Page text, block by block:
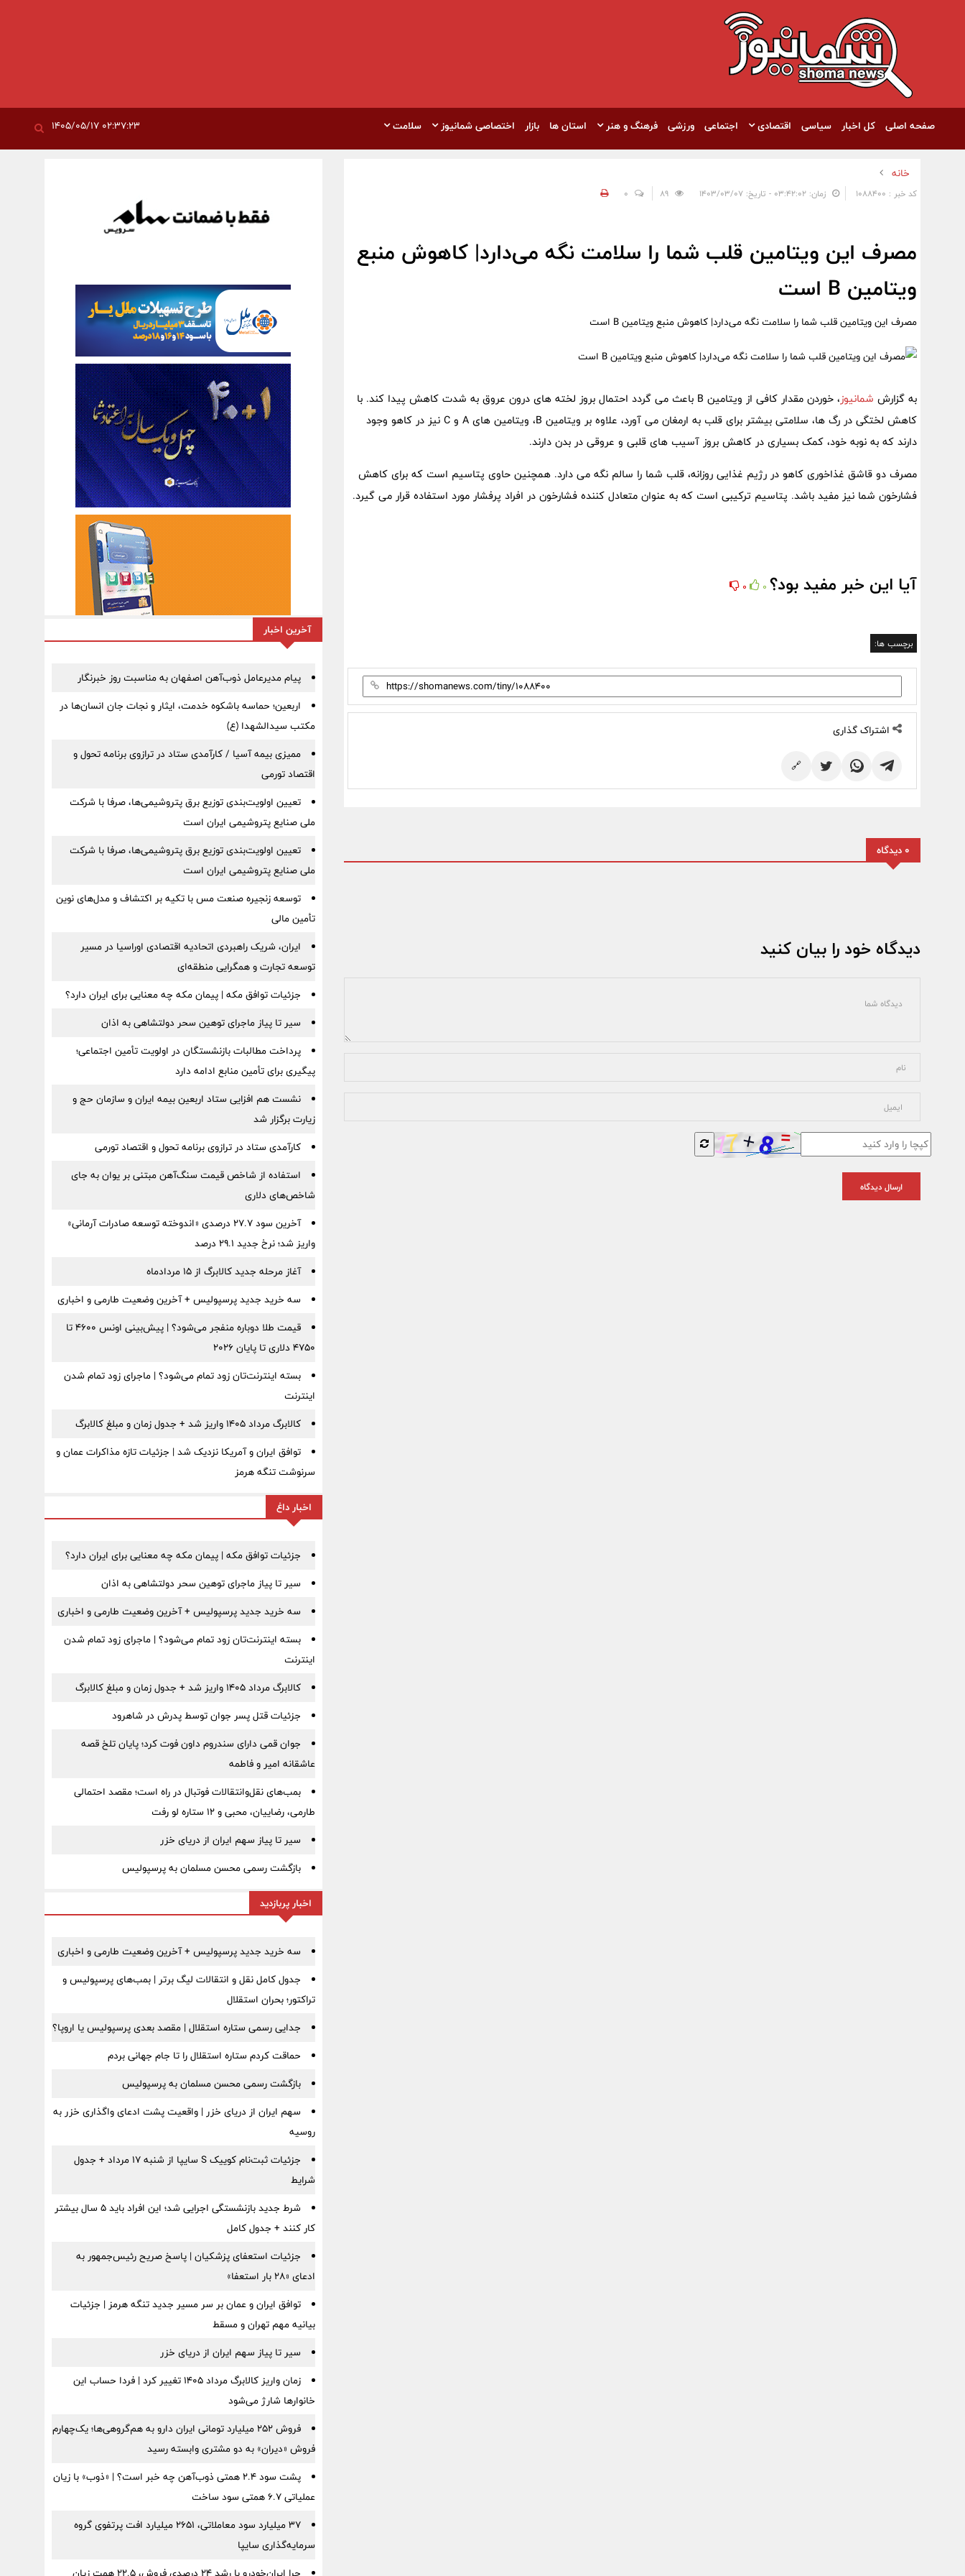
صفحه اصلی کل اخبار سیاسی اقتصادی اجتماعی ورزشی فرهنگ و هنر استان ها بازار اختصاصی شمانیوز سلامت
خانه
کد خبر : 1088400 زمان: ۰۳:۴۲:۰۲ - تاریخ: ۱۴۰۳/۰۳/۰۷ 0
مصرف این ویتامین قلب شما را سلامت نگه می‌دارد| کاهوش منبع
ویتامین B است
مصرف این ویتامین قلب شما را سلامت نگه می‌دارد| کاهوش منبع ویتامین B است
به گزارش شمانیوز
، خوردن مقدار کافی از ویتامین B باعث می گردد احتمال بروز لخته های درون عروق به شدت کاهش پیدا کند. با
کاهش لختگی در رگ ها، سلامتی بیشتر برای قلب به ارمغان می آورد، علاوه بر ویتامین B، ویتامین های A و C نیز در کاهو وجود
دارند که به نوبه خود، کمک بسیاری در کاهش بروز آسیب های قلبی و عروقی در بدن دارند.
مصرف دو قاشق غذاخوری کاهو در رژیم غذایی روزانه، قلب شما را سالم نگه می دارد. همچنین حاوی پتاسیم است که برای کاهش
فشارخون شما نیز مفید باشد. پتاسیم ترکیبی است که به عنوان متعادل کننده فشارخون در افراد پرفشار مورد استفاده قرار می گیرد.
آیا این خبر مفید بود؟ 0
0
برچسب ها:
اشتراک گذاری
🔗
0 دیدگاه
دیدگاه خود را بیان کنید
ارسال دیدگاه
آخرین اخبار
پیام مدیرعامل ذوب‌آهن اصفهان به مناسبت روز خبرنگار
اربعین؛ حماسه باشکوه خدمت، ایثار و نجات جان انسان‌ها در
مکتب سیدالشهدا (ع)
ممیزی بیمه آسیا / کارآمدی ستاد در ترازوی برنامه تحول و
اقتصاد تورمی
تعیین اولویت‌بندی توزیع برق پتروشیمی‌ها، صرفا با شرکت
ملی صنایع پتروشیمی ایران است
تعیین اولویت‌بندی توزیع برق پتروشیمی‌ها، صرفا با شرکت
ملی صنایع پتروشیمی ایران است
توسعه زنجیره صنعت مس با تکیه بر اکتشاف و مدل‌های نوین
تأمین مالی
ایران، شریک راهبردی اتحادیه اقتصادی اوراسیا در مسیر
توسعه تجارت و همگرایی منطقه‌ای
جزئیات توافق مکه | پیمان مکه چه معنایی برای ایران دارد؟
سیر تا پیاز ماجرای توهین سحر دولتشاهی به اذان
پرداخت مطالبات بازنشستگان در اولویت تأمین اجتماعی؛
پیگیری برای تأمین منابع ادامه دارد
نشست هم افزایی ستاد اربعین بیمه ایران و سازمان حج و
زیارت برگزار شد
کارآمدی ستاد در ترازوی برنامه تحول و اقتصاد تورمی
استفاده از شاخص قیمت سنگ‌آهن مبتنی بر یوان به جای
شاخص‌های دلاری
آخرین سود ۲۷.۷ درصدی «اندوخته توسعه صادرات آرمانی»
واریز شد؛ نرخ جدید ۲۹.۱ درصد
آغاز مرحله جدید کالابرگ از ۱۵ مردادماه
سه خرید جدید پرسپولیس + آخرین وضعیت طارمی و اخباری
قیمت طلا دوباره منفجر می‌شود؟ | پیش‌بینی اونس ۴۶۰۰ تا
۴۷۵۰ دلاری تا پایان ۲۰۲۶
بسته اینترنت‌تان زود تمام می‌شود؟ | ماجرای زود تمام شدن
اینترنت
کالابرگ مرداد ۱۴۰۵ واریز شد + جدول زمان و مبلغ کالابرگ
توافق ایران و آمریکا نزدیک شد | جزئیات تازه مذاکرات عمان و
سرنوشت تنگه هرمز
اخبار داغ
جزئیات توافق مکه | پیمان مکه چه معنایی برای ایران دارد؟
سیر تا پیاز ماجرای توهین سحر دولتشاهی به اذان
سه خرید جدید پرسپولیس + آخرین وضعیت طارمی و اخباری
بسته اینترنت‌تان زود تمام می‌شود؟ | ماجرای زود تمام شدن
اینترنت
کالابرگ مرداد ۱۴۰۵ واریز شد + جدول زمان و مبلغ کالابرگ
جزئیات قتل پسر جوان توسط پدرش در شاهرود
جوان قمی دارای سندروم داون فوت کرد؛ پایان تلخ قصه
عاشقانه امیر و فاطمه
بمب‌های نقل‌وانتقالات فوتبال در راه است؛ مقصد احتمالی
طارمی، رضاییان، محبی و ۱۲ ستاره لو رفت
سیر تا پیاز سهم ایران از دریای خزر
بازگشت رسمی محسن مسلمان به پرسپولیس
اخبار پربازدید
سه خرید جدید پرسپولیس + آخرین وضعیت طارمی و اخباری
جدول کامل نقل و انتقالات لیگ برتر | بمب‌های پرسپولیس و
تراکتور؛ بحران استقلال
جدایی رسمی ستاره استقلال | مقصد بعدی پرسپولیس یا اروپا؟
حماقت کردم ستاره استقلال را تا جام جهانی بردم
بازگشت رسمی محسن مسلمان به پرسپولیس
سهم ایران از دریای خزر | واقعیت پشت ادعای واگذاری خزر به
روسیه
جزئیات ثبت‌نام کوییک S سایپا از شنبه ۱۷ مرداد + جدول
شرایط
شرط جدید بازنشستگی اجرایی شد؛ این افراد باید ۵ سال بیشتر
کار کنند + جدول کامل
جزئیات استعفای پزشکیان | پاسخ صریح رئیس‌جمهور به
ادعای «۲۸ بار استعفا»
توافق ایران و عمان بر سر مسیر جدید تنگه هرمز | جزئیات
بیانیه مهم تهران و مسقط
سیر تا پیاز سهم ایران از دریای خزر
زمان واریز کالابرگ مرداد ۱۴۰۵ تغییر کرد | فردا حساب این
خانوارها شارژ می‌شود
فروش ۲۵۲ میلیارد تومانی ایران دارو به هم‌گروهی‌ها؛ یک‌چهارم
فروش «دیران» به دو مشتری وابسته رسید
پشت سود ۲.۴ همتی ذوب‌آهن چه خبر است؟ | «ذوب» با زیان
عملیاتی ۶.۷ همتی سود ساخت
۳۷ میلیارد سود معاملاتی، ۲۶۵۱ میلیارد افت پرتفوی گروه
سرمایه‌گذاری سایپا